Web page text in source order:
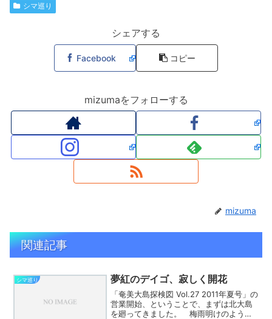
シマ巡り
シェアする
Facebook コピー
mizumaをフォローする
mizuma
関連記事
シマ巡り 夢紅のデイゴ、寂しく開花
「奄美大島探検図 Vol.27 2011年夏号」の
営業開始、ということで、まずは北大島
を廻ってきました。 梅雨明けのような